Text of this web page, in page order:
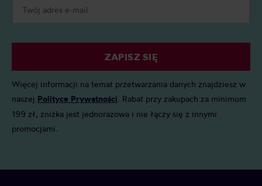
ZAPISZ SIĘ
Więcej informacji na temat przetwarzania danych znajdziesz w
naszej Polityce Prywatności . Rabat przy zakupach za minimum
199 zł, zniżka jest jednorazowa i nie łączy się z innymi
promocjami.